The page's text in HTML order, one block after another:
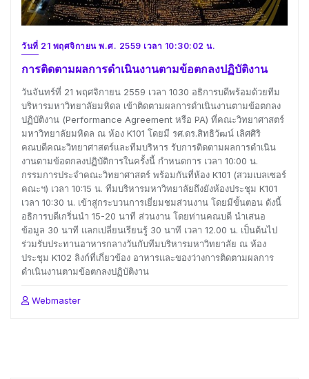
วันที่ 21 พฤศจิกายน พ.ศ. 2559 เวลา 10:30:02 น.
การติดตามผลการดำเนินงานตามข้อตกลงปฏิบัติงาน
วันจันทร์ที่ 21 พฤศจิกายน 2559 เวลา 1030 อธิการบดีพร้อมด้วยทีม
บริหารมหาวิทยาลัยมหิดล เข้าติดตามผลการดำเนินงานตามข้อตกลง
ปฏิบัติงาน (Performance Agreement หรือ PA) ที่คณะวิทยาศาสตร์
มหาวิทยาลัยมหิดล ณ ห้อง K101 โดยมี รศ.ดร.สิทธิวัฒน์ เลิศศิริ
คณบดีคณะวิทยาศาสตร์และทีมบริหาร รับการติดตามผลการดำเนิน
งานตามข้อตกลงปฏิบัติการในครั้งนี้ กำหนดการ เวลา 10:00 น.
กรรมการประจำคณะวิทยาศาสตร์ พร้อมกันที่ห้อง K101 (สวมเบลเซอร์
คณะฯ) เวลา 10:15 น. ทีมบริหารมหาวิทยาลัยถึงยังห้องประชุม K101
เวลา 10:30 น. เข้าสู่กระบวนการเยี่ยมชมส่วนงาน โดยมีขั้นตอน ดังนี้
อธิการบดีเกริ่นนำ 15-20 นาที ส่วนงาน โดยท่านคณบดี นำเสนอ
ข้อมูล 30 นาที แลกเปลี่ยนเรียนรู้ 30 นาที เวลา 12.00 น. เป็นต้นไป
ร่วมรับประทานอาหารกลางวันกับทีมบริหารมหาวิทยาลัย ณ ห้อง
ประชุม K102 ลิงก์ที่เกี่ยวข้อง อาหารและของว่างการติดตามผลการ
ดำเนินงานตามข้อตกลงปฏิบัติงาน
Webmaster